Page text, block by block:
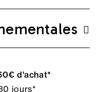
d'achat*
jours*